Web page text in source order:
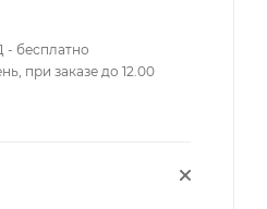
- бесплатно
при заказе до 12.00